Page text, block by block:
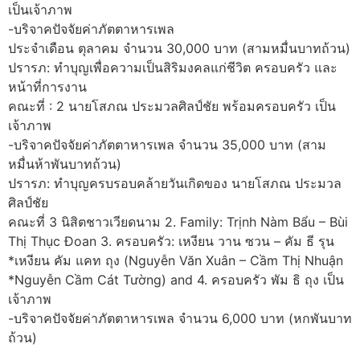
เป็นเจ้าภาพ
-บริจาคปัจจัยค่าภัตตาหารเพล
ประจำเดือน ตุลาคม จำนวน 30,000 บาท (สามหมื่นบาทถ้วน)
ปรารภ: ทำบุญเพื่อความเป็นสิริมงคลแก่ชีวิต ครอบครัว และ
หน้าที่การงาน
คณะที่ : 2 นายโสภณ ประมวลศิลป์ชัย พร้อมครอบครัว เป็น
เจ้าภาพ
-บริจาคปัจจัยค่าภัตตาหารเพล จำนวน 35,000 บาท (สาม
หมื่นห้าพันบาทถ้วน)
ปรารภ: ทำบุญครบรอบคล้ายวันเกิดของ นายโสภณ ประมวล
ศิลป์ชัย
คณะที่ 3 นิสิตชาวเวียดนาม 2. Family: Trịnh Nàm Bẩu – Bùi
Thị Thục Đoan 3. ครอบครัว: เหงียน วาน ซวน – คัม ธี รุน
*เหงียน คัม แคท ถุง (Nguyễn Văn Xuân – Cầm Thị Nhuận
*Nguyễn Cầm Cát Tường) and 4. ครอบครัว พัม ธิ ถุง เป็น
เจ้าภาพ
-บริจาคปัจจัยค่าภัตตาหารเพล จำนวน 6,000 บาท (หกพันบาท
ถ้วน)